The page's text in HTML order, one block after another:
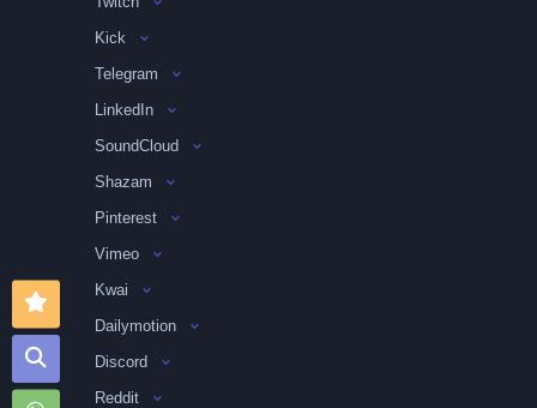
Kick
Telegram
LinkedIn
SoundCloud
Shazam
Pinterest
Vimeo
Kwai
Dailymotion
Discord
Reddit